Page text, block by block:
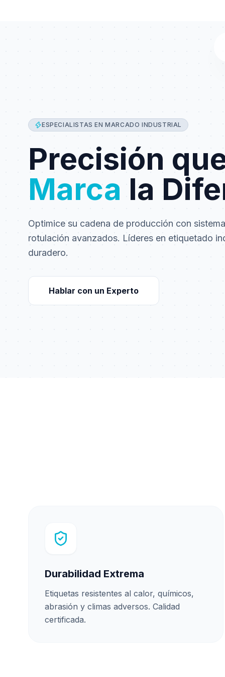
ESPECIALISTAS EN MARCADO INDUSTRIAL
Precisión
Marca la
Optimice su cadena de producción con
rotulación avanzados. Líderes en etiquetado
duradero.
Hablar con un Experto
Durabilidad Extrema
Etiquetas resistentes al calor, químicos,
abrasión y climas adversos. Calidad
certificada.